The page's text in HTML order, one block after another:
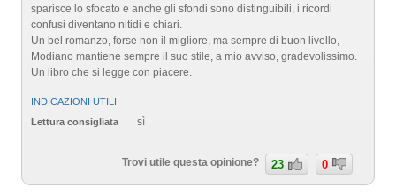
sparisce lo sfocato e anche gli sfondi sono distinguibili, i ricordi
confusi diventano nitidi e chiari.
Un bel romanzo, forse non il migliore, ma sempre di buon livello,
Modiano mantiene sempre il suo stile, a mio avviso, gradevolissimo.
Un libro che si legge con piacere.
INDICAZIONI UTILI
Lettura consigliata
sì
Trovi utile questa opinione? 23 0